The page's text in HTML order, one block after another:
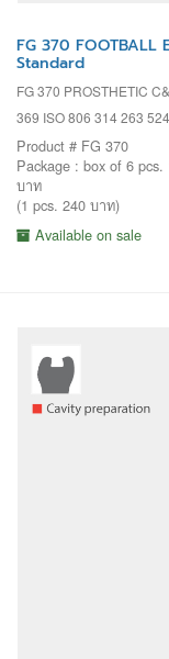
FG 370 FOOTBALL
Standard
FG 370 PROSTHETIC
369 ISO 806 314 263
Product # FG 370
Package : box of 6 pcs.
บาท
(1 pcs. 240 บาท)
Available on sale